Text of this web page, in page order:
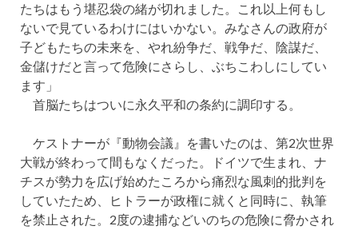
たちはもう堪忍袋の緒が切れました。これ以上何もし
ないで見ているわけにはいかない。みなさんの政府が
子どもたちの未来を、やれ紛争だ、戦争だ、陰謀だ、
金儲けだと言って危険にさらし、ぶちこわしにしてい
ます」
首脳たちはついに永久平和の条約に調印する。
ケストナーが『動物会議』を書いたのは、第2次世界
大戦が終わって間もなくだった。ドイツで生まれ、ナ
チスが勢力を広げ始めたころから痛烈な風刺的批判を
していたため、ヒトラーが政権に就くと同時に、執筆
を禁止された。2度の逮捕などいのちの危険に脅かされ